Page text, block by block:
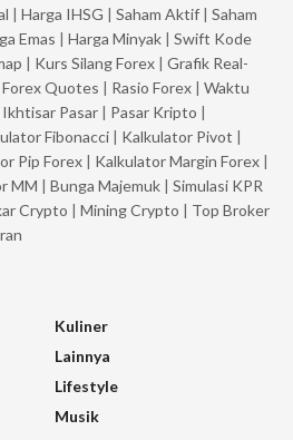
| Harga IHSG | Saham Aktif | Saham
Emas | Harga Minyak | Swift Kode
| Kurs Silang Forex | Grafik Real-
Forex Quotes | Rasio Forex | Waktu
Ikhtisar Pasar | Pasar Kripto |
Fibonacci | Kalkulator Pivot |
Pip Forex | Kalkulator Margin Forex |
MM | Bunga Majemuk | Simulasi KPR
Crypto | Mining Crypto | Top Broker
Kuliner
Lainnya
Lifestyle
Musik